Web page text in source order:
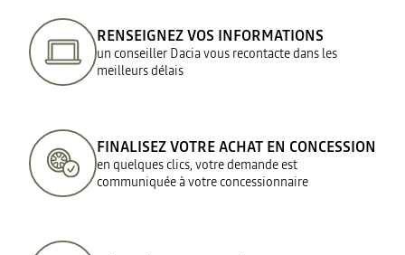
RENSEIGNEZ VOS INFORMATIONS
un conseiller Dacia vous recontacte dans les
meilleurs délais
FINALISEZ VOTRE ACHAT EN CONCESSION
en quelques clics, votre demande est
communiquée à votre concessionnaire